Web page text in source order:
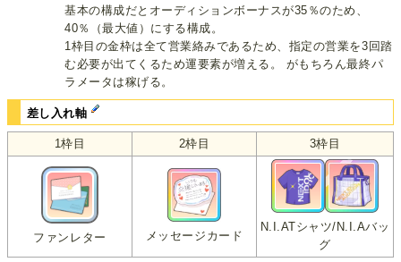
基本の構成だとオーディションボーナスが35％のため、
40％（最大値）にする構成。
1枠目の金枠は全て営業絡みであるため、指定の営業を3回踏
む必要が出てくるため運要素が増える。 がもちろん最終パ
ラメータは稼げる。
差し入れ軸
1枠目 2枠目 3枠目
ファンレター メッセージカード
N.I.ATシャツ/N.I.Aバッ
グ